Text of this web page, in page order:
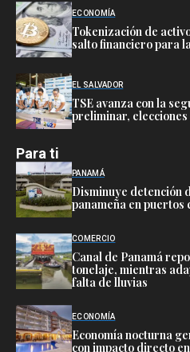
ECONOMÍA
Tokenización de activos
salto financiero para
EL SALVADOR
TSE avanza con la
preliminar, elecciones
Para ti
PANAMÁ
Disminuye detención
panameña en puertos
COMERCIO
Canal de Panamá
tonelaje, mientras
falta de lluvias
ECONOMÍA
Economía nocturna
con impacto directo